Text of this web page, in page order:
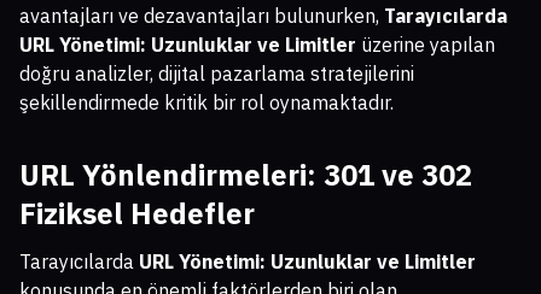
avantajları ve dezavantajları bulunurken, Tarayıcılarda
URL Yönetimi: Uzunluklar ve Limitler üzerine yapılan
doğru analizler, dijital pazarlama stratejilerini
şekillendirmede kritik bir rol oynamaktadır.
URL Yönlendirmeleri: 301 ve 302
Fiziksel Hedefler
Tarayıcılarda URL Yönetimi: Uzunluklar ve Limitler